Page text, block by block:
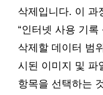
삭제입니다. 이 과
“인터넷 사용 기록
삭제할 데이터 범
시된 이미지 및 파
항목을 선택하는